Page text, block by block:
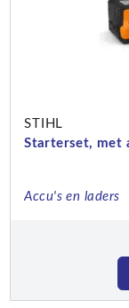
STIHL
Starterset, met
Accu's en laders